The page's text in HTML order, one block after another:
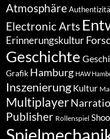
Atmosphäre
Electronic Arts
Erinnerungskultur
Geschichte
Grafik Hamburg HAW
Inszenierung Kultur
Multiplayer
Publisher Rollenspiel